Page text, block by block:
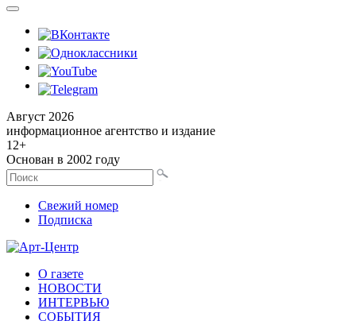
Август 2026
информационное агентство и издание
12+
Основан в 2002 году
Свежий номер
Подписка
О газете
НОВОСТИ
ИНТЕРВЬЮ
СОБЫТИЯ